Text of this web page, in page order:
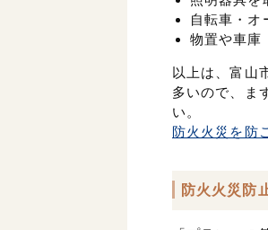
自転車・オ
物置や車庫
以上は、富山
多いので、ま
い。
防火火災を防
防火火災防